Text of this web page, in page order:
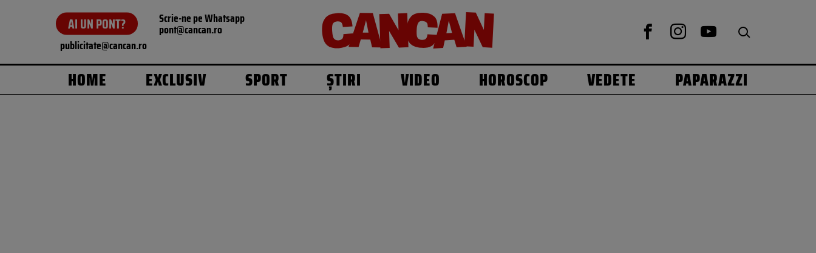
AI UN PONT? Scrie-ne pe Whatsapp
pont@cancan.ro
publicitate@cancan.ro
HOME EXCLUSIV SPORT ȘTIRI VIDEO HOROSCOP VEDETE PAPARAZZI